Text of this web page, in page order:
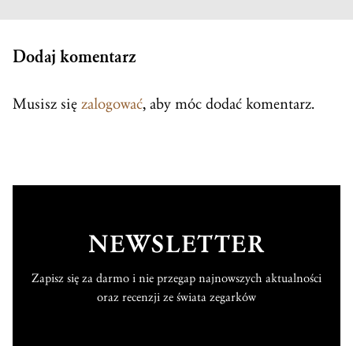
Dodaj komentarz
Musisz się zalogować, aby móc dodać komentarz.
NEWSLETTER
Zapisz się za darmo i nie przegap najnowszych aktualności
oraz recenzji ze świata zegarków